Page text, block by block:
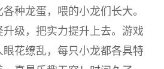
种龙蛋，喂的小龙们长大。
级，把实力提升上去。游戏
花缭乱，每只小龙都各具特